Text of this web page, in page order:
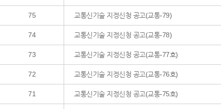
75 교통신기술 지정신청 공고(교통-79)
74 교통신기술 지정신청 공고(교통-78)
73 교통신기술 지정신청 공고(교통-77호)
72 교통신기술 지정신청 공고(교통-76호)
71 교통신기술 지정신청 공고(교통-75호)